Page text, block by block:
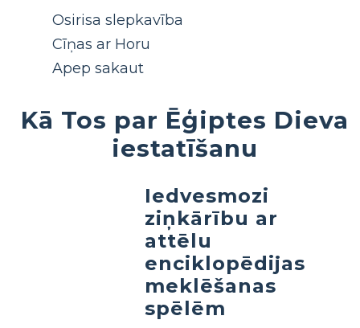
Osirisa slepkavība
Cīņas ar Horu
Apep sakaut
Kā Tos par Ēģiptes Dieva
iestatīšanu
Iedvesmozi
ziņkārību ar
attēlu
enciklopēdijas
meklēšanas
spēlēm